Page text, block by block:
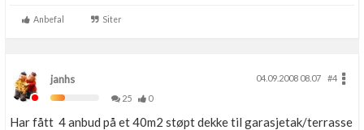
Anbefal Siter
janhs 04.09.2008 08.07
#4
25
0
Har fått 4 anbud på et 40m2 støpt dekke til garasjetak/terrasse